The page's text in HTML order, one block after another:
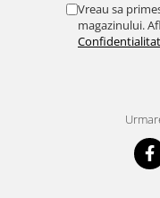
Vreau sa
magazinului.